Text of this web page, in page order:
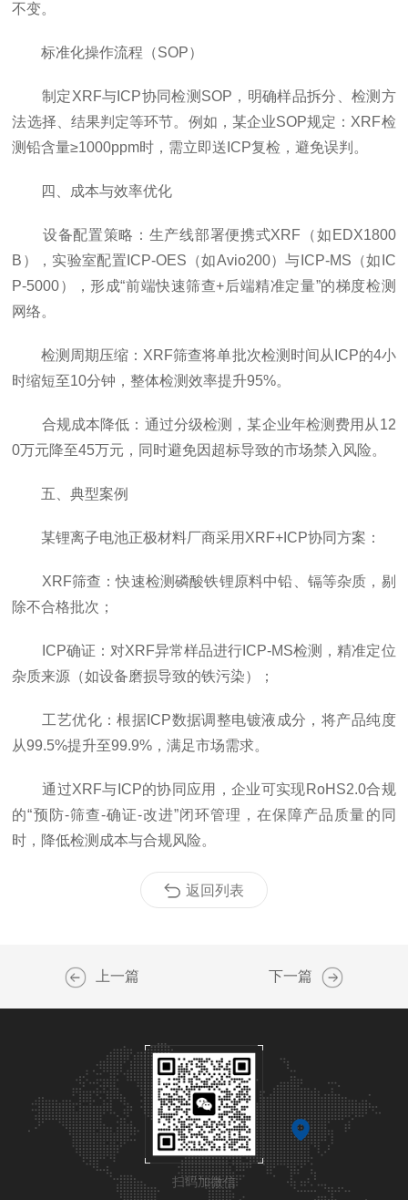
不变。
标准化操作流程（SOP）
制定XRF与ICP协同检测SOP，明确样品拆分、检测方
法选择、结果判定等环节。例如，某企业SOP规定：XRF检
测铅含量≥1000ppm时，需立即送ICP复检，避免误判。
四、成本与效率优化
设备配置策略：生产线部署便携式XRF（如EDX1800
B），实验室配置ICP-OES（如Avio200）与ICP-MS（如IC
P-5000），形成“前端快速筛查+后端精准定量”的梯度检测
网络。
检测周期压缩：XRF筛查将单批次检测时间从ICP的4小
时缩短至10分钟，整体检测效率提升95%。
合规成本降低：通过分级检测，某企业年检测费用从12
0万元降至45万元，同时避免因超标导致的市场禁入风险。
五、典型案例
某锂离子电池正极材料厂商采用XRF+ICP协同方案：
XRF筛查：快速检测磷酸铁锂原料中铅、镉等杂质，剔
除不合格批次；
ICP确证：对XRF异常样品进行ICP-MS检测，精准定位
杂质来源（如设备磨损导致的铁污染）；
工艺优化：根据ICP数据调整电镀液成分，将产品纯度
从99.5%提升至99.9%，满足市场需求。
通过XRF与ICP的协同应用，企业可实现RoHS2.0合规
的“预防-筛查-确证-改进”闭环管理，在保障产品质量的同
时，降低检测成本与合规风险。
返回列表
上一篇 下一篇
扫码加微信